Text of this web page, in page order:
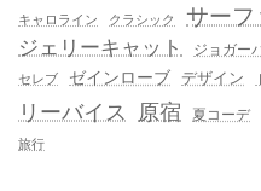
キャロライン クラシック サーフ
ジェリーキャット
ジョガー
セレブ ゼインローブ デザイン
リーバイス 原宿 夏コーデ
旅行